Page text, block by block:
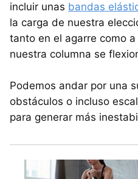
incluir unas bandas
la carga de nuestra
tanto en el agarre como
nuestra columna se
Podemos andar por una
obstáculos o incluso
para generar más